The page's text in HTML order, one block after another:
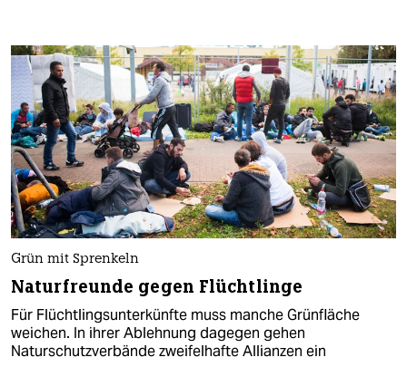
Grün mit Sprenkeln
Naturfreunde gegen Flüchtlinge
Für Flüchtlingsunterkünfte muss manche Grünfläche
weichen. In ihrer Ablehnung dagegen gehen
Naturschutzverbände zweifelhafte Allianzen ein